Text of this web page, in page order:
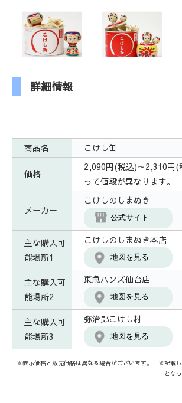
詳細情報
商品名 こけし缶
価格
2,090円(税込)～2,310円
って値段が異なります。
メーカー
こけしのしまぬき
公式サイト
主な購入可
能場所1
こけしのしまぬき本店
地図を見る
主な購入可
能場所2
東急ハンズ仙台店
地図を見る
主な購入可
能場所3
弥治郎こけし村
地図を見る
※表示価格と販売価格は異なる場合がございます。 ※記載
とな